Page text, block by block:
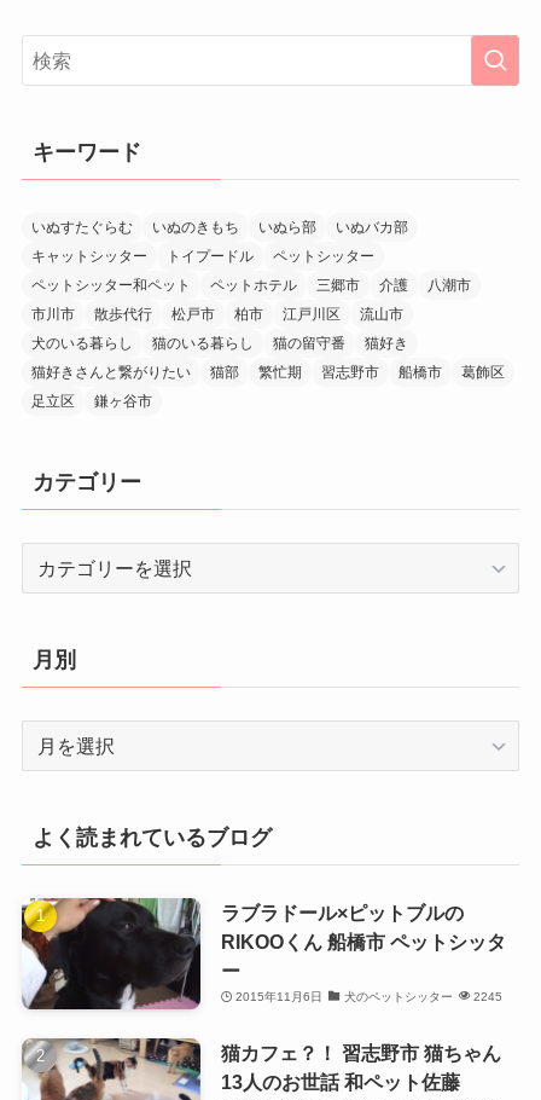
キーワード
いぬすたぐらむ いぬのきもち いぬら部
いぬバカ部
キャットシッター
トイプードル
ペットシッター
ペットシッター和ペット
ペットホテル 三郷市 介護
八潮市
市川市
散歩代行 松戸市 柏市 江戸川区
流山市
犬のいる暮らし
猫のいる暮らし 猫の留守番
猫好き
猫好きさんと繋がりたい
猫部 繁忙期 習志野市 船橋市
葛飾区
足立区
鎌ヶ谷市
カテゴリー
リ
ー
月別
よく読まれているブログ
ラブラドール×ピットブルの
RIKOOくん 船橋市 ペットシッタ
ー
2015年11月6日 犬のペットシッター 2245
猫カフェ？！ 習志野市 猫ちゃん
13人のお世話 和ペット佐藤